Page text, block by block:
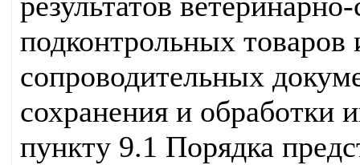
подконтрольных
сопроводительных
сохранения и обработки
пункту 9.1 Порядка